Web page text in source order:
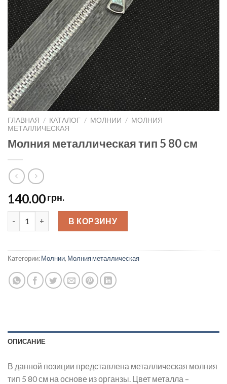
ГЛАВНАЯ / КАТАЛОГ / МОЛНИИ / МОЛНИЯ
МЕТАЛЛИЧЕСКАЯ
Молния металлическая тип 5 80 см
140.00грн.
Молния металлическая тип 5 80 см quantity
В КОРЗИНУ
Категории:Молнии, Молния металлическая
ОПИСАНИЕ
В данной позиции представлена металлическая молния
тип 5 80 см на основе из органзы. Цвет металла –